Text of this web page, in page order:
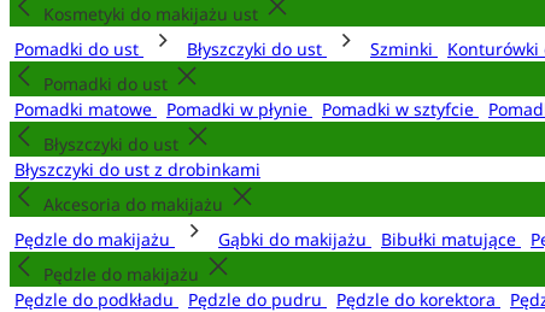
Kosmetyki do makijażu ust
Pomadki do ust
Błyszczyki do ust Szminki Konturówki
Pomadki do ust
Pomadki matowe
Pomadki w płynie Pomadki w sztyfcie
Błyszczyki do ust
Błyszczyki do ust z drobinkami
Akcesoria do makijażu
Pędzle do makijażu
Gąbki do makijażu Bibułki matujące
Pędzle do makijażu
Pędzle do podkładu
Pędzle do pudru Pędzle do korektora